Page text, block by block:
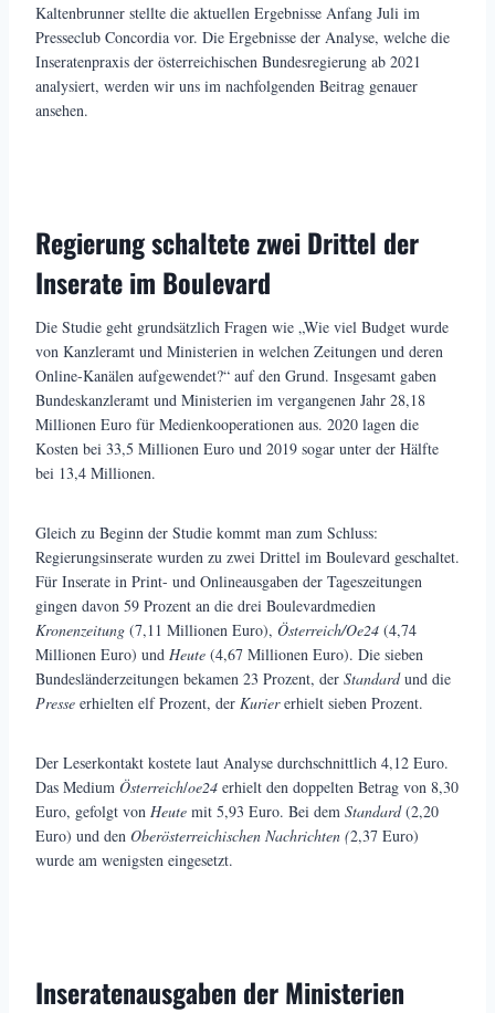
Kaltenbrunner stellte die aktuellen Ergebnisse Anfang Juli im
Presseclub Concordia vor. Die Ergebnisse der Analyse, welche die
Inseratenpraxis der österreichischen Bundesregierung ab 2021
analysiert, werden wir uns im nachfolgenden Beitrag genauer
ansehen.
Regierung schaltete zwei Drittel der
Inserate im Boulevard
Die Studie geht grundsätzlich Fragen wie „Wie viel Budget wurde
von Kanzleramt und Ministerien in welchen Zeitungen und deren
Online-Kanälen aufgewendet?“ auf den Grund. Insgesamt gaben
Bundeskanzleramt und Ministerien im vergangenen Jahr 28,18
Millionen Euro für Medienkooperationen aus. 2020 lagen die
Kosten bei 33,5 Millionen Euro und 2019 sogar unter der Hälfte
bei 13,4 Millionen.
Gleich zu Beginn der Studie kommt man zum Schluss:
Regierungsinserate wurden zu zwei Drittel im Boulevard geschaltet.
Für Inserate in Print- und Onlineausgaben der Tageszeitungen
gingen davon 59 Prozent an die drei Boulevardmedien
Kronenzeitung (7,11 Millionen Euro), Österreich/Oe24 (4,74
Millionen Euro) und Heute (4,67 Millionen Euro). Die sieben
Bundesländerzeitungen bekamen 23 Prozent, der Standardund die
Presse erhielten elf Prozent, der Kuriererhielt sieben Prozent.
Der Leserkontakt kostete laut Analyse durchschnittlich 4,12 Euro.
Das Medium Österreich/oe24 erhielt den doppelten Betrag von 8,30
Euro, gefolgt von Heute mit 5,93 Euro. Bei dem Standard(2,20
Euro) und den Oberösterreichischen Nachrichten (2,37 Euro)
wurde am wenigsten eingesetzt.
Inseratenausgaben der Ministerien